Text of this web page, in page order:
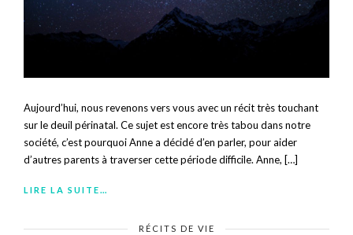
Aujourd’hui, nous revenons vers vous avec un récit très touchant
sur le deuil périnatal. Ce sujet est encore très tabou dans notre
société, c’est pourquoi Anne a décidé d’en parler, pour aider
d’autres parents à traverser cette période difficile. Anne, […]
LIRE LA SUITE…
RÉCITS DE VIE